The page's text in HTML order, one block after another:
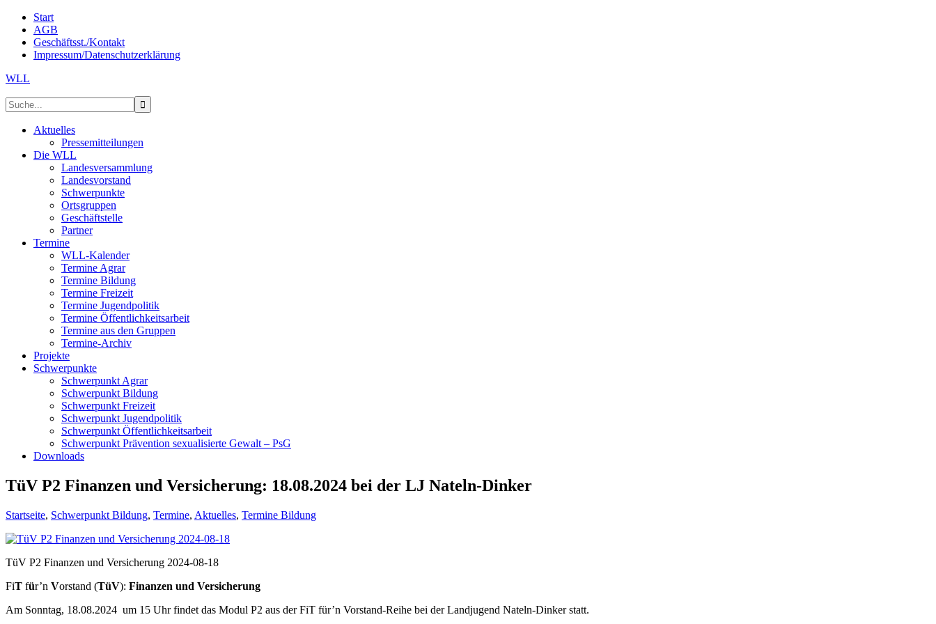
Start
AGB
Geschäftsst./Kontakt
Impressum/Datenschutzerklärung
WLL
Aktuelles
Pressemitteilungen
Die WLL
Landesversammlung
Landesvorstand
Schwerpunkte
Ortsgruppen
Geschäftstelle
Partner
Termine
WLL-Kalender
Termine Agrar
Termine Bildung
Termine Freizeit
Termine Jugendpolitik
Termine Öffentlichkeitsarbeit
Termine aus den Gruppen
Termine-Archiv
Projekte
Schwerpunkte
Schwerpunkt Agrar
Schwerpunkt Bildung
Schwerpunkt Freizeit
Schwerpunkt Jugendpolitik
Schwerpunkt Öffentlichkeitsarbeit
Schwerpunkt Prävention sexualisierte Gewalt – PsG
Downloads
TüV P2 Finanzen und Versicherung: 18.08.2024 bei der LJ Nateln-Dinker
Startseite, Schwerpunkt Bildung, Termine, Aktuelles, Termine Bildung
TüV P2 Finanzen und Versicherung 2024-08-18
FiT für’n Vorstand (TüV): Finanzen und Versicherung
Am Sonntag, 18.08.2024 um 15 Uhr findet das Modul P2 aus der FiT für’n Vorstand-Reihe bei der Landjugend Nateln-Dinker statt.